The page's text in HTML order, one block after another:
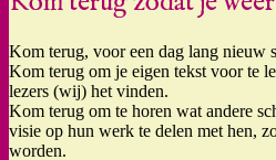
Kom terug, voor een dag lang nieuw
Kom terug om je eigen tekst voor te
lezers (wij) het vinden.
Kom terug om te horen wat andere
visie op hun werk te delen met hen,
worden.